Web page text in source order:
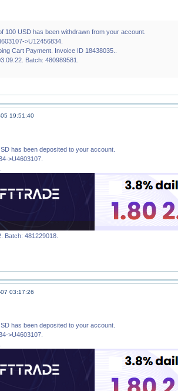
100 USD has been withdrawn from your account.
>U12456834.
Cart Payment. Invoice ID 18438035..
Batch: 480989581.
19:51:40
has been deposited to your account.
>U4603107.
Batch: 481229018.
03:17:26
has been deposited to your account.
>U4603107.